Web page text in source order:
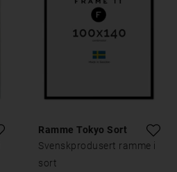
Ramme Tokyo Sort
Svenskprodusert ramme i
sort